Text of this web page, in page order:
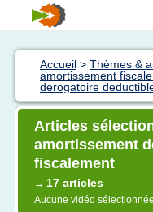
Accueil > Thèmes &
amortissement
derogatoire
Articles
amortissement
fiscalement
→ 17 articles
Aucune vidéo